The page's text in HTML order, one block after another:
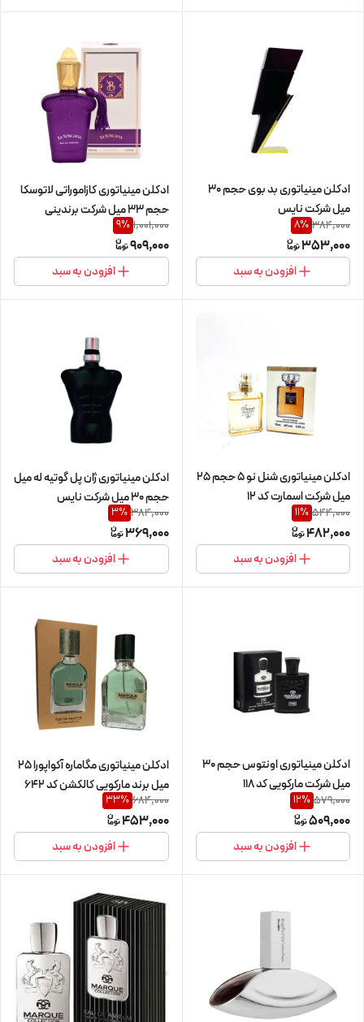
ادکلن مینیاتوری بد بوی حجم 30
میل شرکت نایس
384,000
8%
353,000
افزودن به سبد
ادکلن مینیاتوری کازاموراتی لاتوسکا
حجم 33 میل شرکت برندینی
1,001,000
9%
909,000
افزودن به سبد
ادکلن مینیاتوری شنل نو 5 حجم 25
میل شرکت اسمارت کد 12
544,000
11%
482,000
افزودن به سبد
ادکلن مینیاتوری ژان پل گوتیه له میل
حجم 30 میل شرکت نایس
384,000
3%
369,000
افزودن به سبد
ادکلن مینیاتوری اونتوس حجم 30
میل شرکت مارکویی کد 118
579,000
12%
509,000
افزودن به سبد
ادکلن مینیاتوری مگاماره آکواپورا 25
میل برند مارکویی کالکشن کد 642
684,000
33%
453,000
افزودن به سبد